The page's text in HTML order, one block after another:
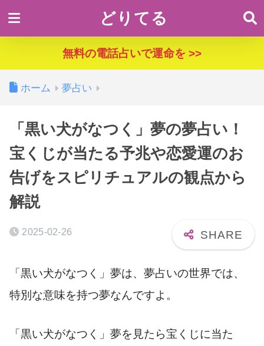
どりてる
無料の電話占いで運命を >>
ホーム 夢占い
「黒い犬がなつく」夢の夢占い！
宝くじが当たる予兆や恋愛運のお
告げをスピリチュアルの観点から
解説
2025-02-26
「黒い犬がなつく」夢は、夢占いの世界では、
特別な意味を持つ夢なんですよ。
「黒い犬がなつく」夢を見たら宝くじに当た